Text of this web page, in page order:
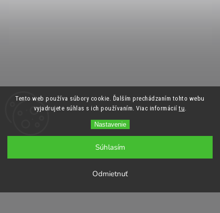
Tento web používa súbory cookie. Ďalším prechádzaním tohto webu
vyjadrujete súhlas s ich používaním. Viac informáciítu
Nastavenie
Odmietnuť
Súhlasím